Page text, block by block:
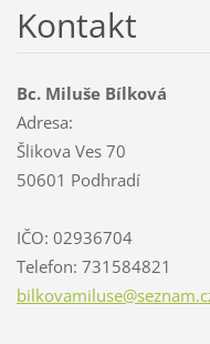
Kontakt
Bc. Miluše Bílková
Adresa:
Šlikova Ves 70
50601 Podhradí
IČO: 02936704
Telefon: 731584821
bilkovamiluse@se